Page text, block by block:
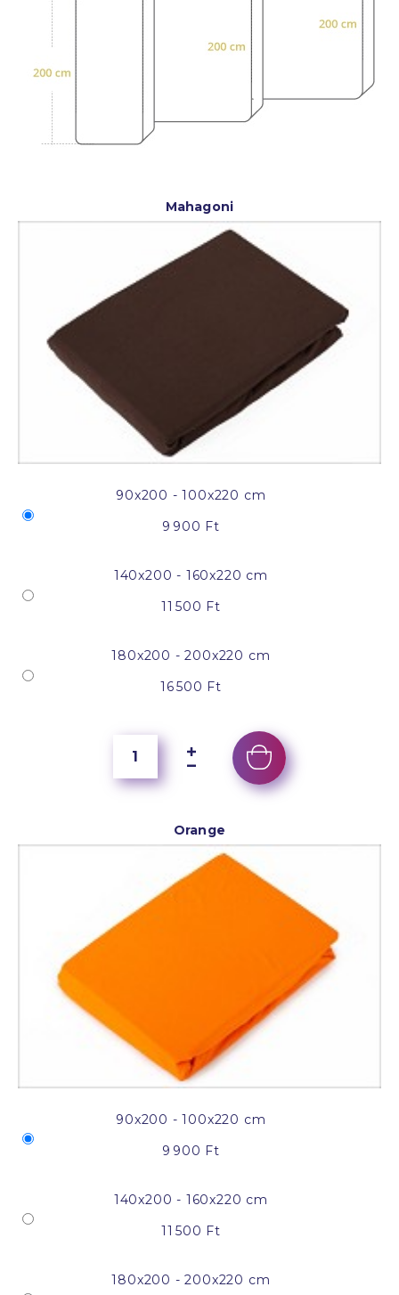
Mahagoni
90x200 - 100x220 cm
9 900 Ft
140x200 - 160x220 cm
11 500 Ft
180x200 - 200x220 cm
16 500 Ft
Orange
90x200 - 100x220 cm
9 900 Ft
140x200 - 160x220 cm
11 500 Ft
180x200 - 200x220 cm